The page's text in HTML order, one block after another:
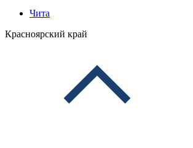
Чита
Красноярский край